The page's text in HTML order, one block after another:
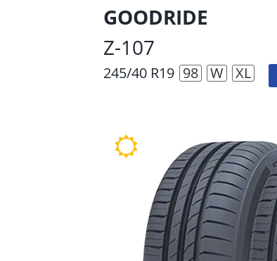
GOODRIDE
Z-107
245/40 R19 98 W XL